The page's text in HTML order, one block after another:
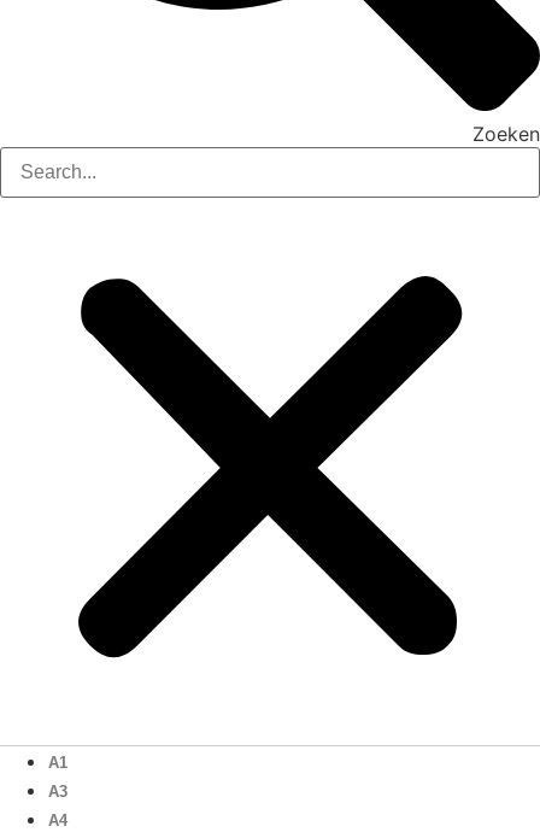
Zoeken
A1
A3
A4